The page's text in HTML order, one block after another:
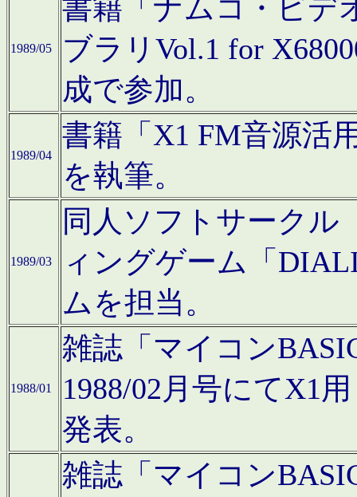
1989/05
書籍「ナムコ・ビデ
ブラリVol.1 for
成で参加。
1989/04
書籍「X1 FM音源活
を執筆。
1989/03
同人ソフトサークル
ィングゲーム「
ムを担当。
1988/01
雑誌「マイコン
1988/02月号にてX1
発表。
雑誌「マイコン